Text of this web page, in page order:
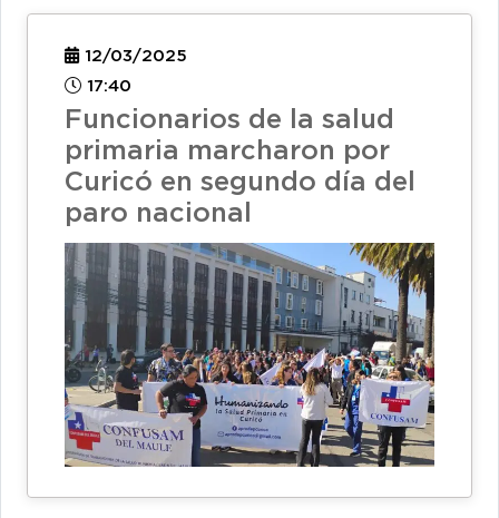
12/03/2025
17:40
Funcionarios de la salud
primaria marcharon por
Curicó en segundo día del
paro nacional